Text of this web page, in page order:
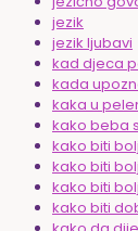
jezik
jezik ljubavi
kad djeca
kada
kaka u
kako beba
kako biti
kako biti
kako biti
kako biti